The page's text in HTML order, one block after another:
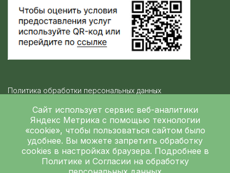
Сайт использует сервис веб-аналитики
Яндекс Метрика с помощью технологии
«cookie», чтобы пользоваться сайтом было
удобнее. Вы можете запретить обработку
cookies в настройках браузера. Подробнее в
Политике и Согласии на обработку
Политика обработки персональных данных
Независимая оценка качества
ГБУЗ ЛОКБ © 2026